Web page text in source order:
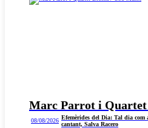
Marc Parrot i Quartet
08/08/2026 Efemèrides del Dia: Tal dia
cantant, Salva Racero